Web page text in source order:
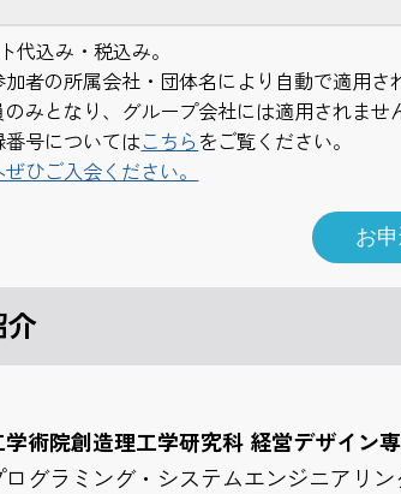
代込み・税込み。
者の所属会社・団体名により自動で適用さ
みとなり、グループ会社には適用されませ
番号についてはこちら をご覧ください。
ぜひご入会ください。
介
術院創造理工学研究科 経営デザイン
ログラミング・システムエンジニアリ